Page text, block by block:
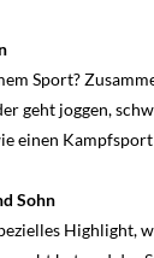
Sport?
geht joggen,
einen
Sohn
Highlight,